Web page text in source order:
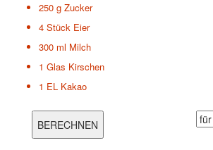
250 g Zucker
4 Stück Eier
300 ml Milch
1 Glas Kirschen
1 EL Kakao